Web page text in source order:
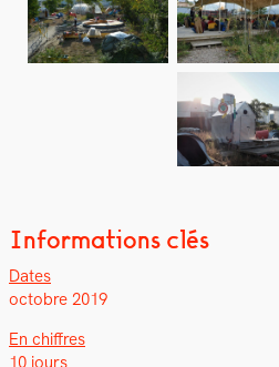
Informations clés
Dates
octo­bre 2019
En chiffres